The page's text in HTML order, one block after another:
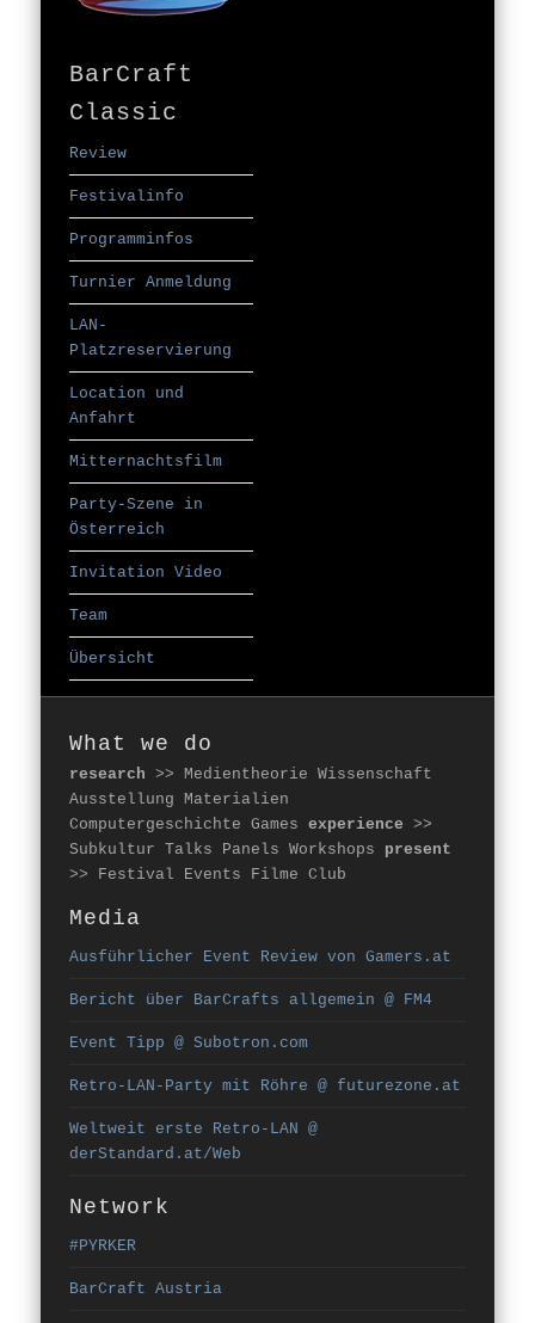
BarCraft
Classic
Review
Festivalinfo
Programminfos
Turnier Anmeldung
LAN-
Platzreservierung
Location und
Anfahrt
Mitternachtsfilm
Party-Szene in
Österreich
Invitation Video
Team
Übersicht
What we do
research >> Medientheorie Wissenschaft
Ausstellung Materialien
Computergeschichte Gamesexperience >>
Subkultur Talks Panels Workshops present
>> Festival Events Filme Club
Media
Ausführlicher Event Review von Gamers.at
Bericht über BarCrafts allgemein @ FM4
Event Tipp @ Subotron.com
Retro-LAN-Party mit Röhre @ futurezone.at
Weltweit erste Retro-LAN @
derStandard.at/Web
Network
#PYRKER
BarCraft Austria